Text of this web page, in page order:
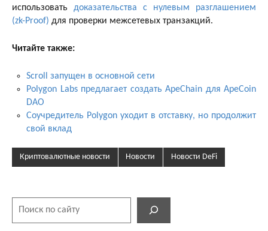
использовать доказательства с нулевым разглашением
(zk-Proof) для проверки межсетевых транзакций.
Читайте также:
Scroll запущен в основной сети
Polygon Labs предлагает создать ApeChain для ApeCoin
DAO
Соучредитель Polygon уходит в отставку, но продолжит
свой вклад
Криптовалютные новости Новости Новости DeFi